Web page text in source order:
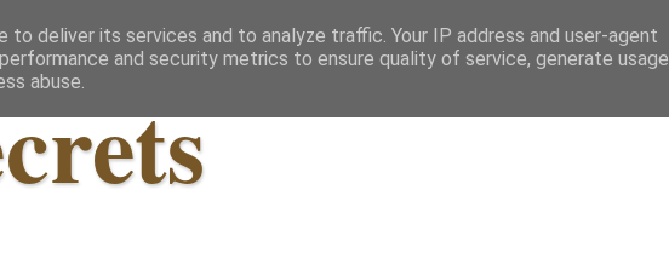
to deliver its services and to analyze traffic. Your IP address and user-agent
and security metrics to ensure quality of service, generate usage
abuse.